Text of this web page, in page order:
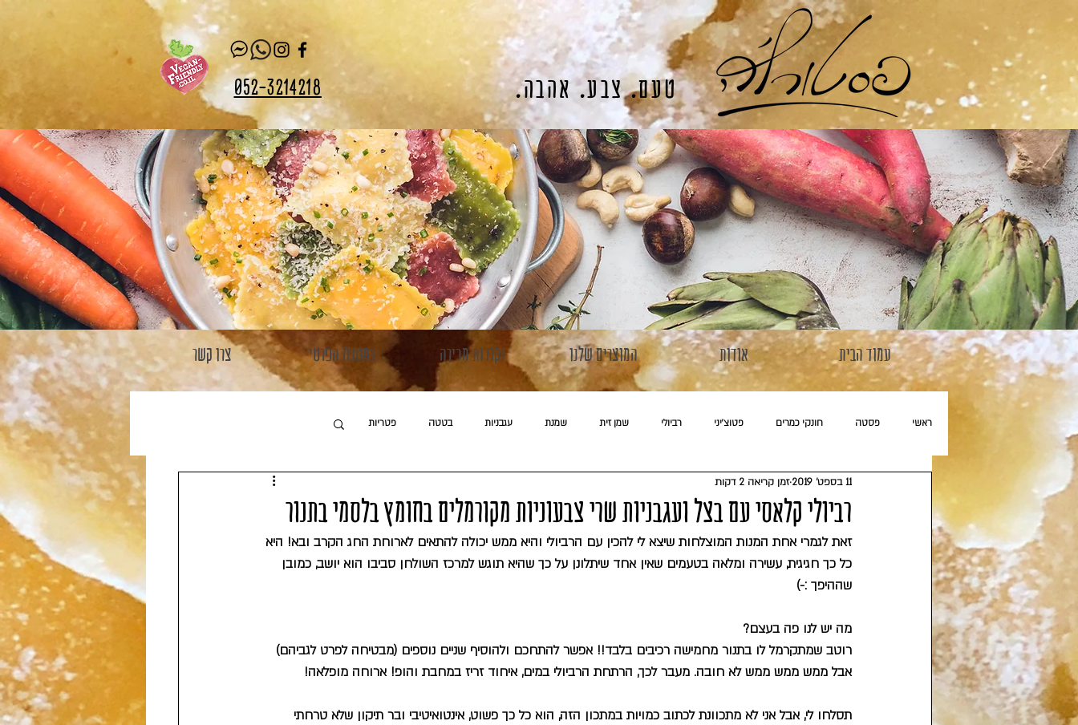
052-3214218 טעם. צבע. אהבה.
עמוד הבית אודות המוצרים שלנו נקודות מכירה במטבח הפרטי צרו קשר
ראשי פסטה חונקי כמרים פטוצ'יני רביולי שמן זית שמנת עגבניות בטטה פטריות
מעבר לפסטה טופו לא רק רביולי
רביולי קלאסי עם בצל ועגבניות שרי צבעוניות מקורמלים בחומץ בלסמי בתנור
11 בספט׳ 2019 זמן קריאה 2 דקות
זאת לגמרי אחת המנות המוצלחות שיצא לי להכין עם הרביולי והיא ממש יכולה להתאים לארוחת החג הקרב ובא! היא
כל כך חגיגית, עשירה ומלאה בטעמים שאין אחד שיתלונן על כך שהיא תוגש למרכז השולחן סביבו הוא יושב, כמובן
שההיפך :-)
מה יש לנו פה בעצם?
רוטב שמתקרמל לו בתנור מחמישה רכיבים בלבד!! אפשר להתחכם ולהוסיף שניים נוספים (מבטיחה לפרט לגביהם)
אבל ממש ממש ממש לא חובה. מעבר לכך, הרתחת הרביולי במים, איחוד זריז במחבת והופ! ארוחה מופלאה!
תסלחו לי, אבל אני לא מתכוונת לכתוב כמויות במתכון הזה, הוא כל כך פשוט, אינטואיטיבי ובר תיקון שלא טרחתי